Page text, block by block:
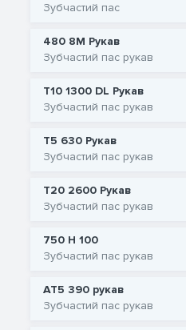
Зубчастий пас
480 8M Рукав
Зубчастий пас рукав
T10 1300 DL Рукав
Зубчастий пас рукав
T5 630 Рукав
Зубчастий пас рукав
T20 2600 Рукав
Зубчастий пас рукав
750 H 100
Зубчастий пас рукав
AT5 390 рукав
Зубчастий пас рукав